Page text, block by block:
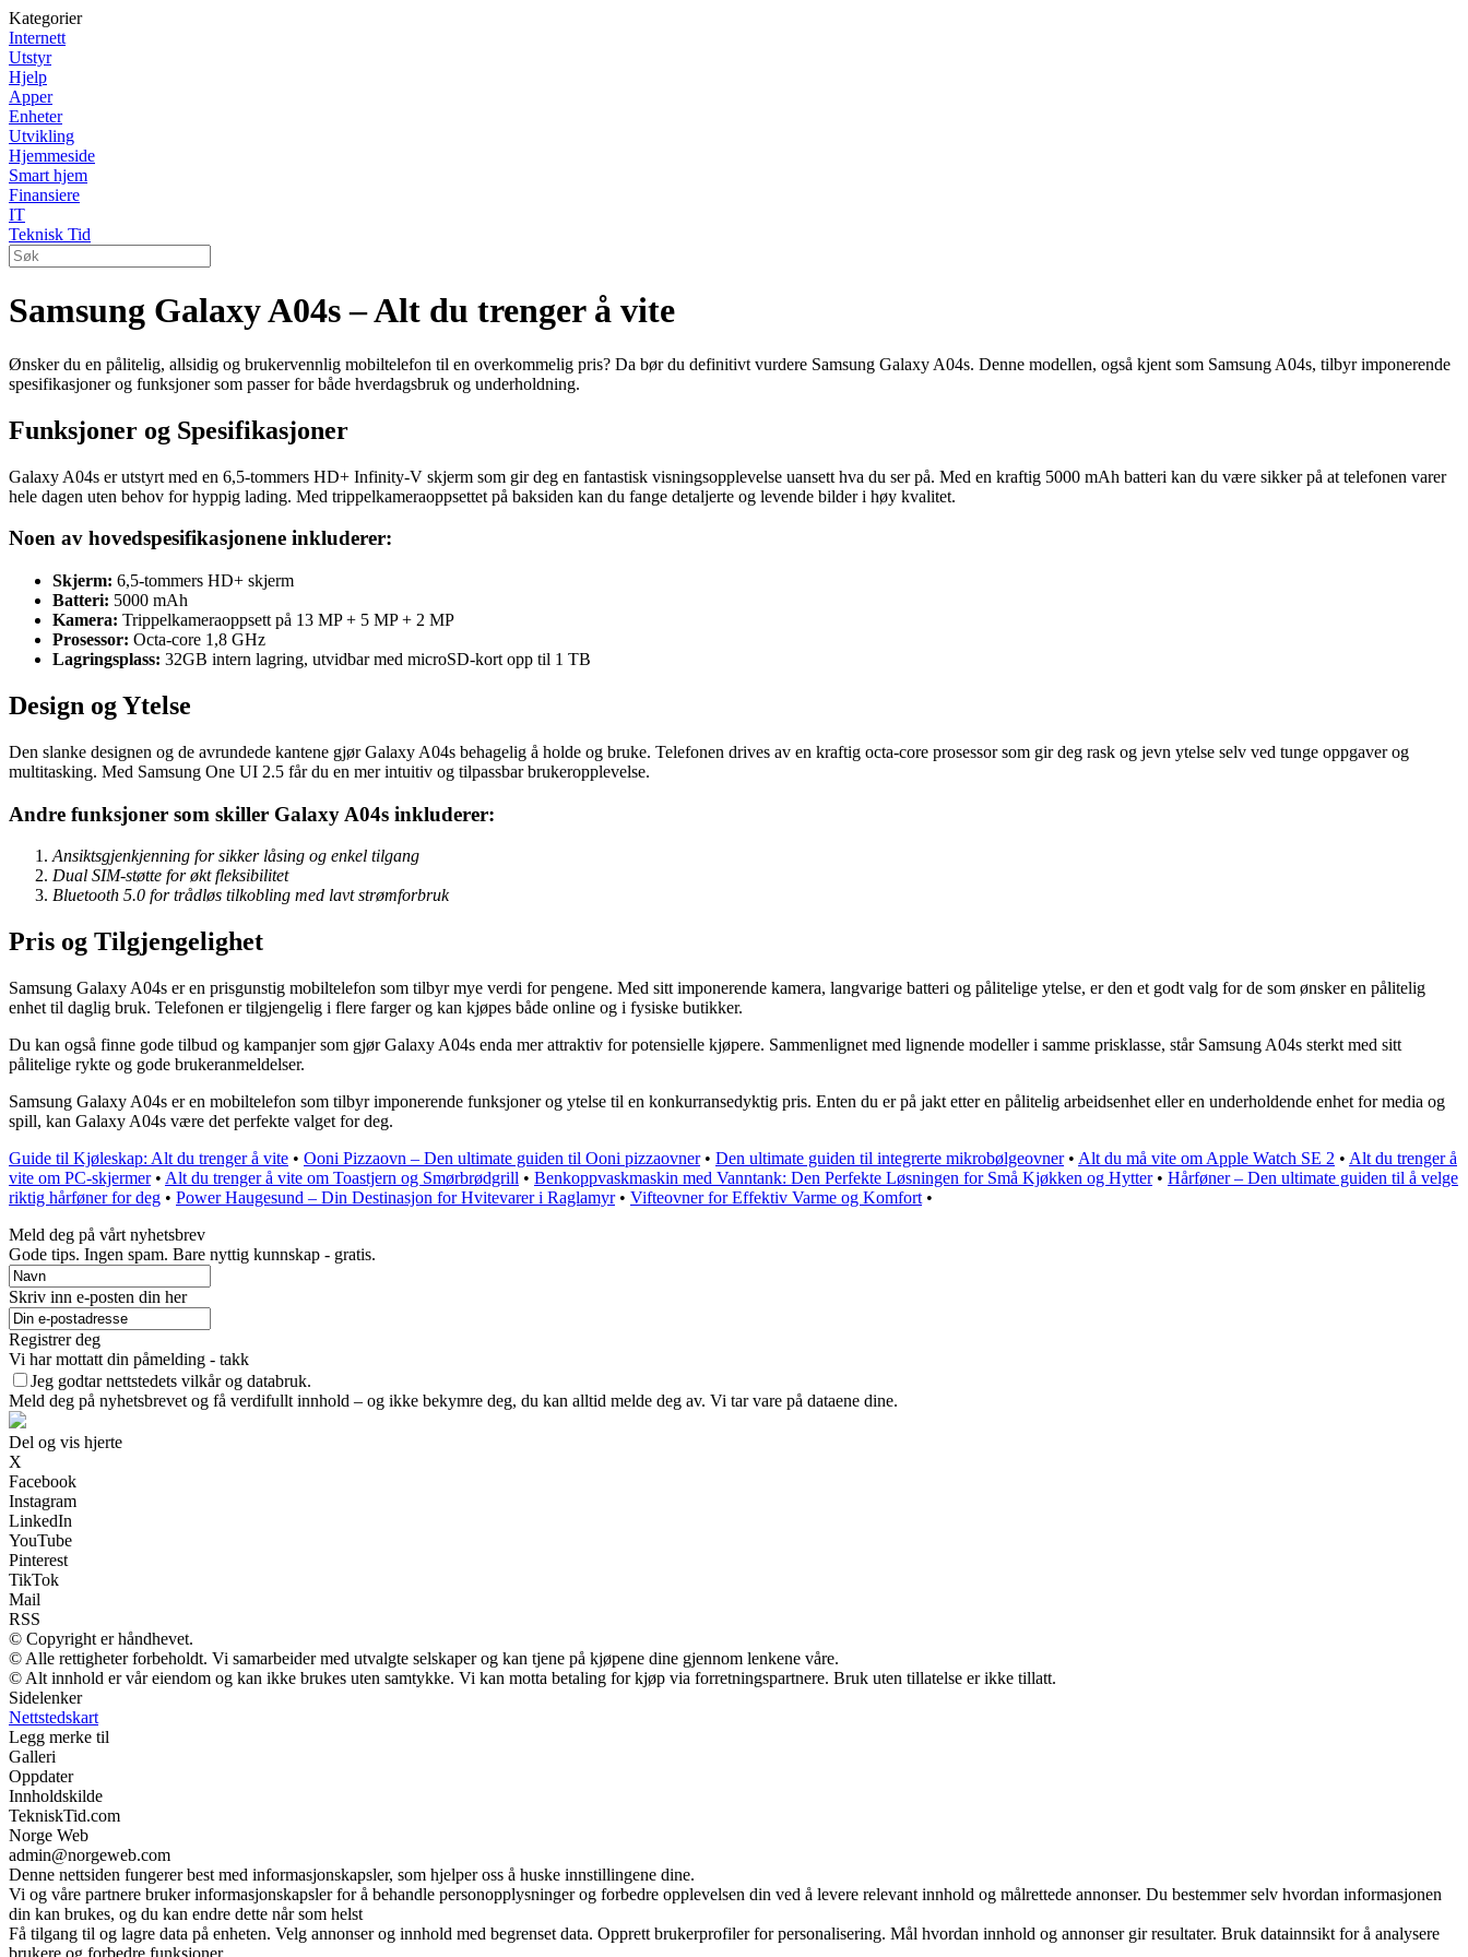
Kategorier
Internett
Utstyr
Hjelp
Apper
Enheter
Utvikling
Hjemmeside
Smart hjem
Finansiere
IT
Teknisk Tid
Samsung Galaxy A04s – Alt du trenger å vite
Ønsker du en pålitelig, allsidig og brukervennlig mobiltelefon til en overkommelig pris? Da bør du definitivt vurdere Samsung Galaxy A04s. Denne modellen, også kjent som Samsung A04s, tilbyr imponerende
spesifikasjoner og funksjoner som passer for både hverdagsbruk og underholdning.
Funksjoner og Spesifikasjoner
Galaxy A04s er utstyrt med en 6,5-tommers HD+ Infinity-V skjerm som gir deg en fantastisk visningsopplevelse uansett hva du ser på. Med en kraftig 5000 mAh batteri kan du være sikker på at telefonen varer
hele dagen uten behov for hyppig lading. Med trippelkameraoppsettet på baksiden kan du fange detaljerte og levende bilder i høy kvalitet.
Noen av hovedspesifikasjonene inkluderer:
Skjerm: 6,5-tommers HD+ skjerm
Batteri: 5000 mAh
Kamera: Trippelkameraoppsett på 13 MP + 5 MP + 2 MP
Prosessor: Octa-core 1,8 GHz
Lagringsplass: 32GB intern lagring, utvidbar med microSD-kort opp til 1 TB
Design og Ytelse
Den slanke designen og de avrundede kantene gjør Galaxy A04s behagelig å holde og bruke. Telefonen drives av en kraftig octa-core prosessor som gir deg rask og jevn ytelse selv ved tunge oppgaver og
multitasking. Med Samsung One UI 2.5 får du en mer intuitiv og tilpassbar brukeropplevelse.
Andre funksjoner som skiller Galaxy A04s inkluderer:
Ansiktsgjenkjenning for sikker låsing og enkel tilgang
Dual SIM-støtte for økt fleksibilitet
Bluetooth 5.0 for trådløs tilkobling med lavt strømforbruk
Pris og Tilgjengelighet
Samsung Galaxy A04s er en prisgunstig mobiltelefon som tilbyr mye verdi for pengene. Med sitt imponerende kamera, langvarige batteri og pålitelige ytelse, er den et godt valg for de som ønsker en pålitelig
enhet til daglig bruk. Telefonen er tilgjengelig i flere farger og kan kjøpes både online og i fysiske butikker.
Du kan også finne gode tilbud og kampanjer som gjør Galaxy A04s enda mer attraktiv for potensielle kjøpere. Sammenlignet med lignende modeller i samme prisklasse, står Samsung A04s sterkt med sitt
pålitelige rykte og gode brukeranmeldelser.
Samsung Galaxy A04s er en mobiltelefon som tilbyr imponerende funksjoner og ytelse til en konkurransedyktig pris. Enten du er på jakt etter en pålitelig arbeidsenhet eller en underholdende enhet for media og
spill, kan Galaxy A04s være det perfekte valget for deg.
Guide til Kjøleskap: Alt du trenger å vite • Ooni Pizzaovn – Den ultimate guiden til Ooni pizzaovner• Den ultimate guiden til integrerte mikrobølgeovner• Alt du må vite om Apple Watch SE 2 • Alt du trenger å
vite om PC-skjermer• Alt du trenger å vite om Toastjern og Smørbrødgrill • Benkoppvaskmaskin med Vanntank: Den Perfekte Løsningen for Små Kjøkken og Hytter• Hårføner – Den ultimate guiden til å velge
riktig hårføner for deg • Power Haugesund – Din Destinasjon for Hvitevarer i Raglamyr• Vifteovner for Effektiv Varme og Komfort •
Meld deg på vårt nyhetsbrev
Gode ​​tips. Ingen spam. Bare nyttig kunnskap - gratis.
Skriv inn e-posten din her
Registrer deg
Vi har mottatt din påmelding - takk
Jeg godtar nettstedets vilkår og databruk.
Meld deg på nyhetsbrevet og få verdifullt innhold – og ikke bekymre deg, du kan alltid melde deg av. Vi tar vare på dataene dine.
Del og vis hjerte
X
Facebook
Instagram
LinkedIn
YouTube
Pinterest
TikTok
Mail
RSS
© Copyright er håndhevet.
© Alle rettigheter forbeholdt. Vi samarbeider med utvalgte selskaper og kan tjene på kjøpene dine gjennom lenkene våre.
© Alt innhold er vår eiendom og kan ikke brukes uten samtykke. Vi kan motta betaling for kjøp via forretningspartnere. Bruk uten tillatelse er ikke tillatt.
Sidelenker
Nettstedskart
Legg merke til
Galleri
Oppdater
Innholdskilde
TekniskTid.com
Norge Web
admin@norgeweb.com
Denne nettsiden fungerer best med informasjonskapsler, som hjelper oss å huske innstillingene dine.
Vi og våre partnere bruker informasjonskapsler for å behandle personopplysninger og forbedre opplevelsen din ved å levere relevant innhold og målrettede annonser. Du bestemmer selv hvordan informasjonen
din kan brukes, og du kan endre dette når som helst
Få tilgang til og lagre data på enheten. Velg annonser og innhold med begrenset data. Opprett brukerprofiler for personalisering. Mål hvordan innhold og annonser gir resultater. Bruk datainnsikt for å analysere